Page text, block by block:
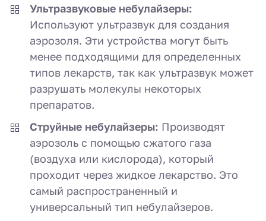
Ультразвуковые небулайзеры:
Используют ультразвук для создания
аэрозоля. Эти устройства могут быть
менее подходящими для определенных
типов лекарств, так как ультразвук может
разрушать молекулы некоторых
препаратов.
Струйные небулайзеры: Производят
аэрозоль с помощью сжатого газа
(воздуха или кислорода), который
проходит через жидкое лекарство. Это
самый распространенный и
универсальный тип небулайзеров.